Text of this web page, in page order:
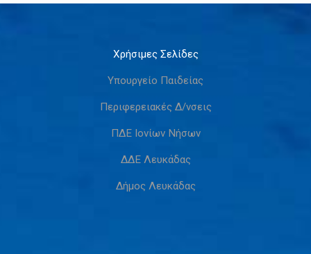
Χρήσιμες Σελίδες
Υπουργείο Παιδείας
Περιφερειακές Δ/νσεις
ΠΔΕ Ιονίων Νήσων
ΔΔΕ Λευκάδας
Δήμος Λευκάδας